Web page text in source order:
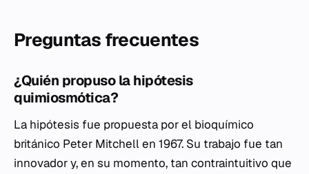
Preguntas frecuentes
¿Quién propuso la hipótesis
quimiosmótica?
La hipótesis fue propuesta por el bioquímico
británico Peter Mitchell en 1967. Su trabajo fue tan
innovador y, en su momento, tan contraintuitivo que